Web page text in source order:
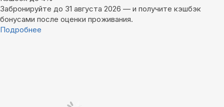
Забронируйте до 31 августа 2026 — и получите кэшбэк
бонусами после оценки проживания.
Подробнее